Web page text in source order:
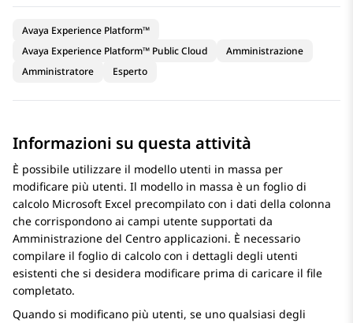
Avaya Experience Platform™
Avaya Experience Platform™ Public Cloud
Amministrazione
Amministratore
Esperto
Informazioni su questa attività
È possibile utilizzare il modello utenti in massa per
modificare più utenti. Il modello in massa è un foglio di
calcolo Microsoft Excel precompilato con i dati della colonna
che corrispondono ai campi utente supportati da
Amministrazione del Centro applicazioni. È necessario
compilare il foglio di calcolo con i dettagli degli utenti
esistenti che si desidera modificare prima di caricare il file
completato.
Quando si modificano più utenti, se uno qualsiasi degli